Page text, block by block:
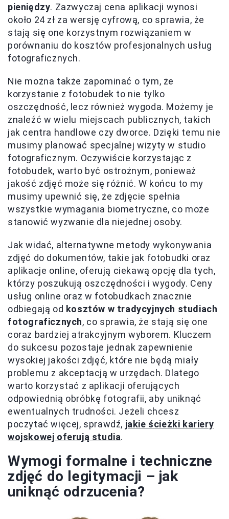
pieniędzy. Zazwyczaj cena aplikacji wynosi
około 24 zł za wersję cyfrową, co sprawia, że
stają się one korzystnym rozwiązaniem w
porównaniu do kosztów profesjonalnych usług
fotograficznych.
Nie można także zapominać o tym, że
korzystanie z fotobudek to nie tylko
oszczędność, lecz również wygoda. Możemy je
znaleźć w wielu miejscach publicznych, takich
jak centra handlowe czy dworce. Dzięki temu nie
musimy planować specjalnej wizyty w studio
fotograficznym. Oczywiście korzystając z
fotobudek, warto być ostrożnym, ponieważ
jakość zdjęć może się różnić. W końcu to my
musimy upewnić się, że zdjęcie spełnia
wszystkie wymagania biometryczne, co może
stanowić wyzwanie dla niejednej osoby.
Jak widać, alternatywne metody wykonywania
zdjęć do dokumentów, takie jak fotobudki oraz
aplikacje online, oferują ciekawą opcję dla tych,
którzy poszukują oszczędności i wygody. Ceny
usług online oraz w fotobudkach znacznie
odbiegają od kosztów w tradycyjnych studiach
fotograficznych, co sprawia, że stają się one
coraz bardziej atrakcyjnym wyborem. Kluczem
do sukcesu pozostaje jednak zapewnienie
wysokiej jakości zdjęć, które nie będą miały
problemu z akceptacją w urzędach. Dlatego
warto korzystać z aplikacji oferujących
odpowiednią obróbkę fotografii, aby uniknąć
ewentualnych trudności. Jeżeli chcesz
poczytać więcej, sprawdź, jakie ścieżki kariery
wojskowej oferują studia.
Wymogi formalne i techniczne
zdjęć do legitymacji – jak
uniknąć odrzucenia?